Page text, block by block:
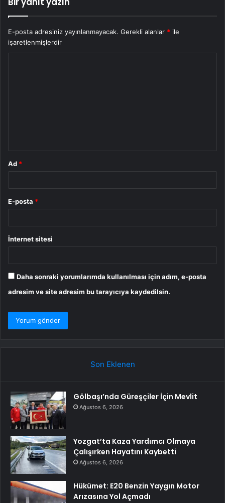
E-posta adresiniz yayınlanmayacak. Gerekli alanlar * ile
işaretlenmişlerdir
Ad *
E-posta *
İnternet sitesi
Daha sonraki yorumlarımda kullanılması için adım, e-posta
adresim ve site adresim bu tarayıcıya kaydedilsin.
Son Eklenen
Gölbaşı’nda Güreşçiler İçin Mevlit
Ağustos 6, 2026
Yozgat’ta Kaza Yardımcı Olmaya
Çalışırken Hayatını Kaybetti
Ağustos 6, 2026
Hükümet: E20 Benzin Yaygın Motor
Arızasına Yol Açmadı